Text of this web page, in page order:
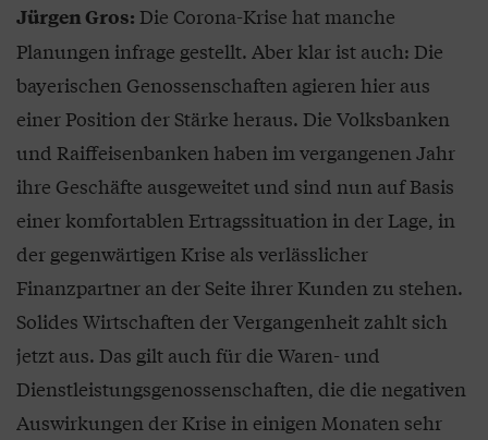
Jürgen Gros: Die Corona-Krise hat manche
Planungen infrage gestellt. Aber klar ist auch: Die
bayerischen Genossenschaften agieren hier aus
einer Position der Stärke heraus. Die Volksbanken
und Raiffeisenbanken haben im vergangenen Jahr
ihre Geschäfte ausgeweitet und sind nun auf Basis
einer komfortablen Ertragssituation in der Lage, in
der gegenwärtigen Krise als verlässlicher
Finanzpartner an der Seite ihrer Kunden zu stehen.
Solides Wirtschaften der Vergangenheit zahlt sich
jetzt aus. Das gilt auch für die Waren- und
Dienstleistungsgenossenschaften, die die negativen
Auswirkungen der Krise in einigen Monaten sehr